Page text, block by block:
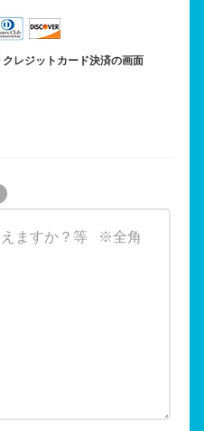
レジットカード決済の画面